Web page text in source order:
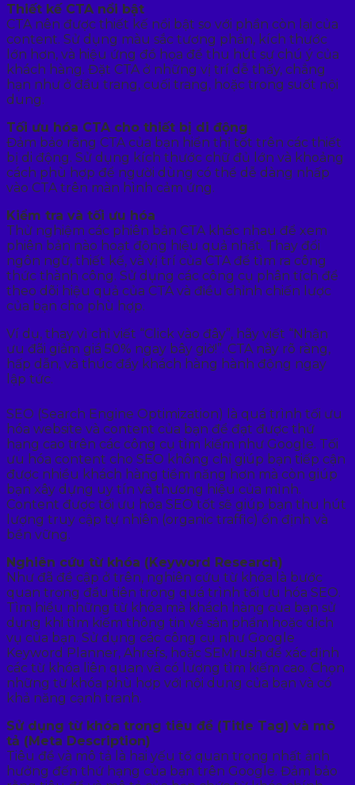
Thiết kế CTA nổi bật
CTA nên được thiết kế nổi bật so với phần còn lại của
content. Sử dụng màu sắc tương phản, kích thước
lớn hơn, và hiệu ứng đồ họa để thu hút sự chú ý của
khách hàng. Đặt CTA ở những vị trí dễ thấy, chẳng
hạn như ở đầu trang, cuối trang, hoặc trong suốt nội
dung.
Tối ưu hóa CTA cho thiết bị di động
Đảm bảo rằng CTA của bạn hiển thị tốt trên các thiết
bị di động. Sử dụng kích thước chữ đủ lớn và khoảng
cách phù hợp để người dùng có thể dễ dàng nhấp
vào CTA trên màn hình cảm ứng.
Kiểm tra và tối ưu hóa
Thử nghiệm các phiên bản CTA khác nhau để xem
phiên bản nào hoạt động hiệu quả nhất. Thay đổi
ngôn ngữ, thiết kế, và vị trí của CTA để tìm ra công
thức thành công. Sử dụng các công cụ phân tích để
theo dõi hiệu quả của CTA và điều chỉnh chiến lược
của bạn cho phù hợp.
Ví dụ, thay vì chỉ viết “Click vào đây”, hãy viết “Nhận
ưu đãi giảm giá 50% ngay bây giờ!”. CTA này rõ ràng,
hấp dẫn, và thúc đẩy khách hàng hành động ngay
lập tức.
SEO (Search Engine Optimization) là quá trình tối ưu
hóa website và content của bạn để đạt được thứ
hạng cao trên các công cụ tìm kiếm như Google. Tối
ưu hóa content cho SEO không chỉ giúp bạn tiếp cận
được nhiều khách hàng tiềm năng hơn mà còn giúp
bạn xây dựng uy tín và thương hiệu của mình.
Content được tối ưu hóa SEO tốt sẽ giúp bạn thu hút
lượng truy cập tự nhiên (organic traffic) ổn định và
bền vững.
Nghiên cứu từ khóa (Keyword Research)
Như đã đề cập ở trên, nghiên cứu từ khóa là bước
quan trọng đầu tiên trong quá trình tối ưu hóa SEO.
Tìm hiểu những từ khóa mà khách hàng của bạn sử
dụng khi tìm kiếm thông tin về sản phẩm hoặc dịch
vụ của bạn. Sử dụng các công cụ như Google
Keyword Planner, Ahrefs, hoặc SEMrush để xác định
các từ khóa liên quan và có lượng tìm kiếm cao. Chọn
những từ khóa phù hợp với nội dung của bạn và có
khả năng cạnh tranh.
Sử dụng từ khóa trong tiêu đề (Title Tag) và mô
tả (Meta Description)
Tiêu đề và mô tả là hai yếu tố quan trọng nhất ảnh
hưởng đến thứ hạng của bạn trên Google. Đảm bảo